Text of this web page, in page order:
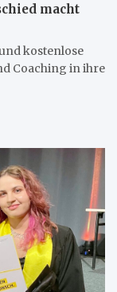
macht
kostenlose
Coaching in ihre